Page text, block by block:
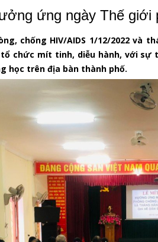
ứng ngày Thế giới
chống HIV/AIDS 1/12/2022 và
chức mít tinh, diễu hành, với
học trên địa bàn thành phố.